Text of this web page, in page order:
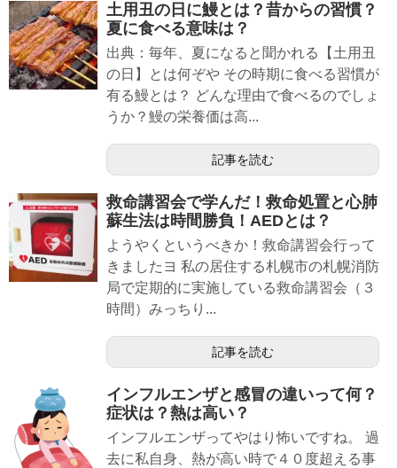
土用丑の日に鰻とは？昔からの習慣？
夏に食べる意味は？
出典：毎年、夏になると聞かれる【土用丑
の日】とは何ぞや その時期に食べる習慣が
有る鰻とは？ どんな理由で食べるのでしょ
うか？鰻の栄養価は高...
記事を読む
救命講習会で学んだ！救命処置と心肺
蘇生法は時間勝負！AEDとは？
ようやくというべきか！救命講習会行って
きましたヨ 私の居住する札幌市の札幌消防
局で定期的に実施している救命講習会（３
時間）みっちり...
記事を読む
インフルエンザと感冒の違いって何？
症状は？熱は高い？
インフルエンザってやはり怖いですね。 過
去に私自身、熱が高い時で４０度超える事